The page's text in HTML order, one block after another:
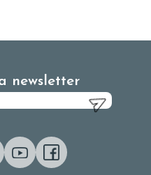
newsletter